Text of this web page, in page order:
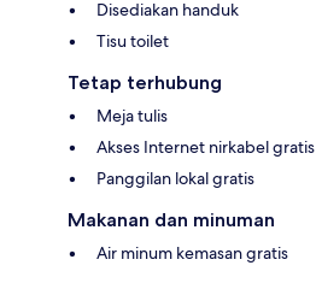
Disediakan handuk
Tisu toilet
Tetap terhubung
Meja tulis
Akses Internet nirkabel gratis
Panggilan lokal gratis
Makanan dan minuman
Air minum kemasan gratis